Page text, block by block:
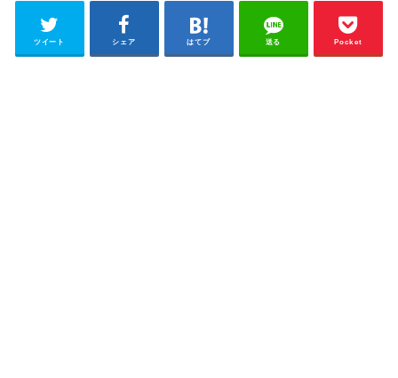
ツイート シェア はてブ 送る Pocket